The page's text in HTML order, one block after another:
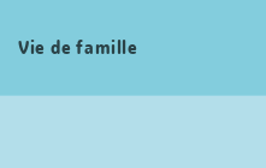
Vie de famille